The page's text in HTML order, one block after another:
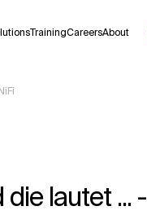
TrainingCareersAbout
lautet ... -